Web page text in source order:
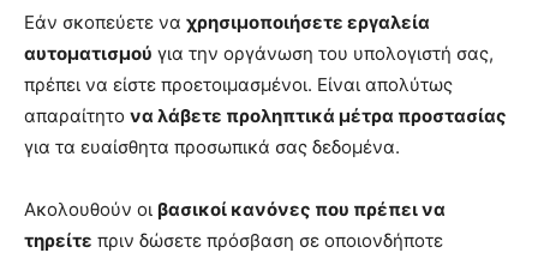
Εάν σκοπεύετε να χρησιμοποιήσετε εργαλεία
αυτοματισμού για την οργάνωση του υπολογιστή σας,
πρέπει να είστε προετοιμασμένοι. Είναι απολύτως
απαραίτητο να λάβετε προληπτικά μέτρα προστασίας
για τα ευαίσθητα προσωπικά σας δεδομένα.
Ακολουθούν οι βασικοί κανόνες που πρέπει να
τηρείτε πριν δώσετε πρόσβαση σε οποιονδήποτε